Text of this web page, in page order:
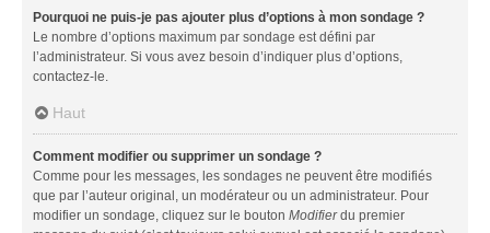
Pourquoi ne puis-je pas ajouter plus d’options à mon sondage ?
Le nombre d’options maximum par sondage est défini par
l’administrateur. Si vous avez besoin d’indiquer plus d’options,
contactez-le.
Haut
Comment modifier ou supprimer un sondage ?
Comme pour les messages, les sondages ne peuvent être modifiés
que par l’auteur original, un modérateur ou un administrateur. Pour
modifier un sondage, cliquez sur le bouton Modifierdu premier